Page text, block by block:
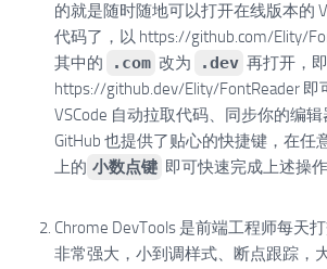
的就是随时随地可以打开在线版本的
代码了，以 https://github.com/Elity/
其中的
.com 改为 .dev 再打开，即
https://github.dev/Elity/FontReader 即
VSCode 自动拉取代码、同步你的编辑
GitHub 也提供了贴心的快捷键，在任
上的 小数点键 即可快速完成上述操作
Chrome DevTools 是前端工程师每天
非常强大，小到调样式、断点跟踪，